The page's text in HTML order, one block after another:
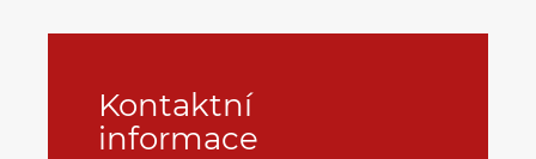
Kontaktní
informace